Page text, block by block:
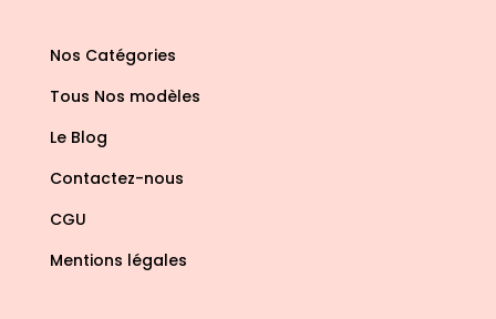
Nos Catégories
Tous Nos modèles
Le Blog
Contactez-nous
CGU
Mentions légales